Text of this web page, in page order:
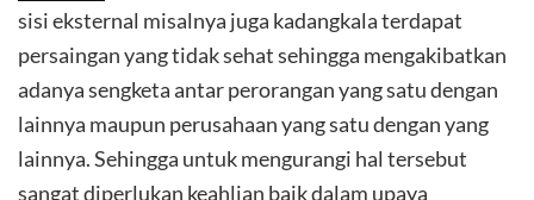
sisi eksternal misalnya juga kadangkala terdapat
persaingan yang tidak sehat sehingga mengakibatkan
adanya sengketa antar perorangan yang satu dengan
lainnya maupun perusahaan yang satu dengan yang
lainnya. Sehingga untuk mengurangi hal tersebut
sangat diperlukan keahlian baik dalam upaya